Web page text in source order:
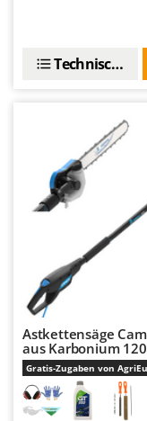
Trev - Abrek -
Udor
Unger
Verdemax
Vesco
Volpi
W
Waldner
Weber
WIDU
Technische
Astkettensäge
aus Karbonium
Gratis-Zugaben von